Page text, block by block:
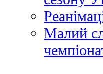
Малий